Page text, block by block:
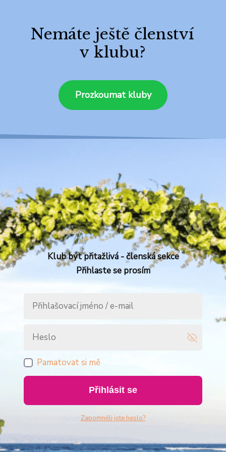
Nemáte ještě členství
v klubu?
Prozkoumat kluby
Klub být přitažlivá - členská sekce
Přihlaste se prosím
Pamatovat si mě
Přihlásit se
Zapomněli jste heslo?